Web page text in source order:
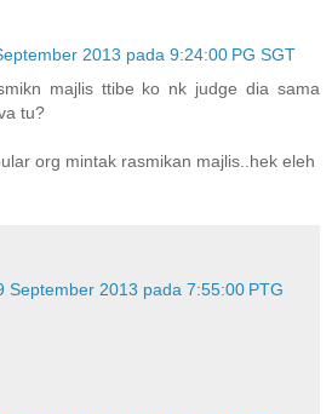
2013 pada 9:24:00 PG SGT
majlis ttibe ko nk judge dia sama
tu?
org mintak rasmikan majlis..hek eleh
September 2013 pada 7:55:00 PTG